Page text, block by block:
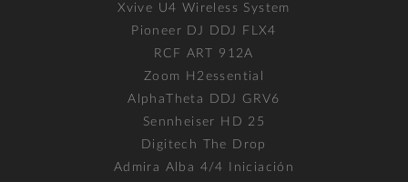
Xvive U4 Wireless System
Pioneer DJ DDJ FLX4
RCF ART 912A
Zoom H2essential
AlphaTheta DDJ GRV6
Sennheiser HD 25
Digitech The Drop
Admira Alba 4/4 Iniciación